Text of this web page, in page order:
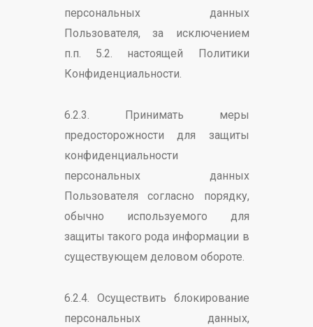
персональных данных
Пользователя, за исключением
п.п. 5.2. настоящей Политики
Конфиденциальности.
6.2.3. Принимать меры
предосторожности для защиты
конфиденциальности
персональных данных
Пользователя согласно порядку,
обычно используемого для
защиты такого рода информации в
существующем деловом обороте.
6.2.4. Осуществить блокирование
персональных данных,